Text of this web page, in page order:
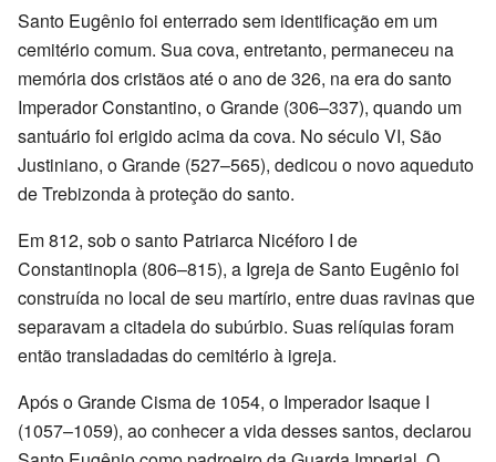
Santo Eugênio foi enterrado sem identificação em um
cemitério comum. Sua cova, entretanto, permaneceu na
memória dos cristãos até o ano de 326, na era do santo
Imperador Constantino, o Grande (306–337), quando um
santuário foi erigido acima da cova. No século VI, São
Justiniano, o Grande (527–565), dedicou o novo aqueduto
de Trebizonda à proteção do santo.
Em 812, sob o santo Patriarca Nicéforo I de
Constantinopla (806–815), a Igreja de Santo Eugênio foi
construída no local de seu martírio, entre duas ravinas que
separavam a citadela do subúrbio. Suas relíquias foram
então transladadas do cemitério à igreja.
Após o Grande Cisma de 1054, o Imperador Isaque I
(1057–1059), ao conhecer a vida desses santos, declarou